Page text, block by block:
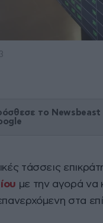
το Newsbeast
τάσσεις
με την αγορά να
στα